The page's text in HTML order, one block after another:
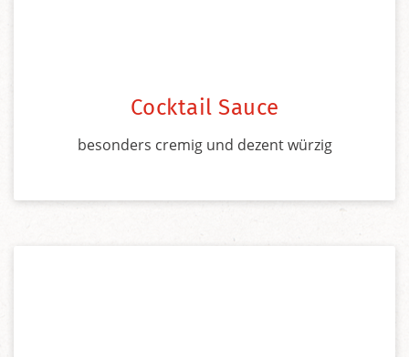
Cocktail Sauce
besonders cremig und dezent würzig